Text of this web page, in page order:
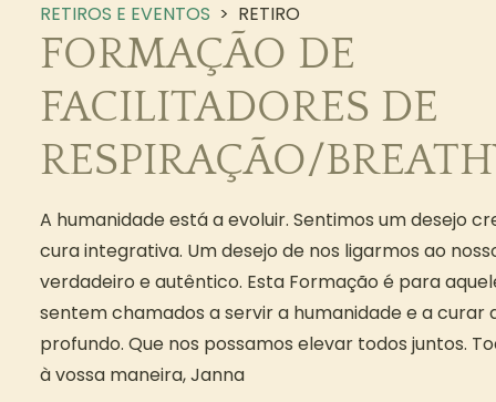
RETIROS E EVENTOS > RETIRO
FORMAÇÃO DE
FACILITADORES DE
RESPIRAÇÃO/
A humanidade está a evoluir. Sentimos um desejo
cura integrativa. Um desejo de nos ligarmos ao
verdadeiro e autêntico. Esta Formação é para
sentem chamados a servir a humanidade e a curar
profundo. Que nos possamos elevar todos juntos.
à vossa maneira, Janna